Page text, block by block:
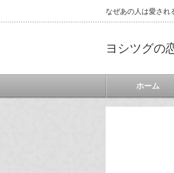
なぜあの人は愛され
ヨシツグの
ホーム